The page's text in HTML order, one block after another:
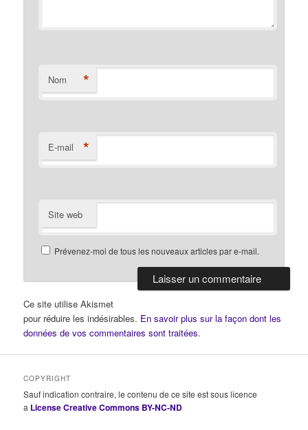
Nom *
E-mail *
Site web
Prévenez-moi de tous les nouveaux articles par e-mail.
Ce site utilise Akismet
pour réduire les indésirables. En savoir plus sur la façon dont les
données de vos commentaires sont traitées.
COPYRIGHT
Sauf indication contraire, le contenu de ce site est sous licence
a License Creative Commons BY-NC-ND